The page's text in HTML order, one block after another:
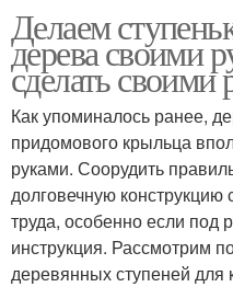
Делаем
дерева своими
сделать своими
Как упоминалось ранее,
придомового крыльца
руками. Соорудить
долговечную конструкцию
труда, особенно если под
инструкция. Рассмотрим
деревянных ступеней для